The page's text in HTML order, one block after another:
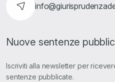
Nuove sentenze
Iscriviti alla newsletter per
sentenze pubblicate.